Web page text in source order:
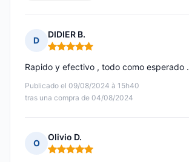
D
DIDIER B.
Nota: 5 de 5
Publicado el 09/08/2024 à 15h40
tras una compra de 04/08/2024
Rapido y efectivo , todo como esperado .
O
Olivio D.
Nota: 5 de 5